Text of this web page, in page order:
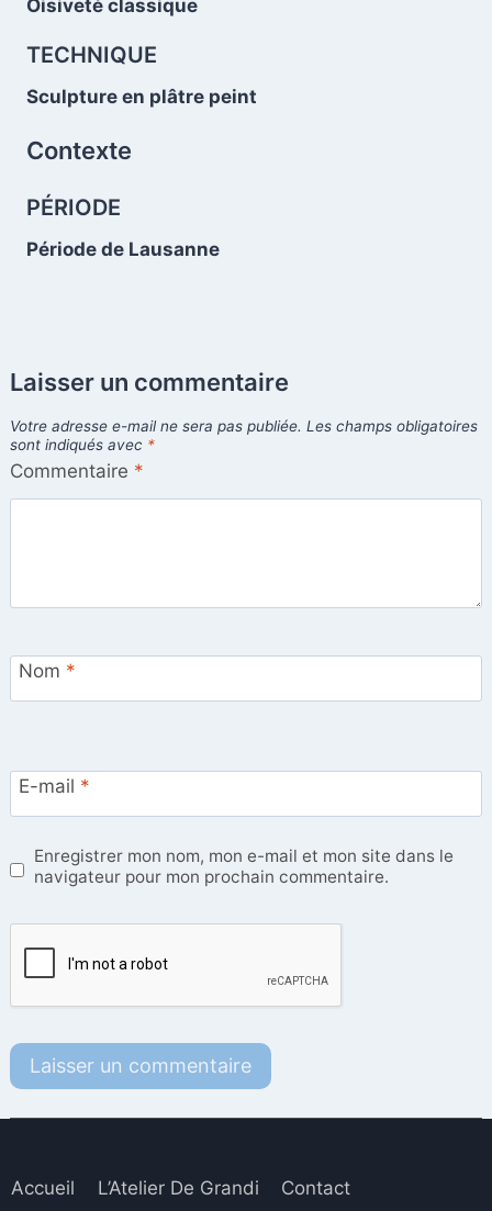
Oisiveté classique
TECHNIQUE
Sculpture en plâtre peint
Contexte
.
PÉRIODE
Période de Lausanne
Laisser un commentaire
Votre adresse e-mail ne sera pas publiée. Les champs obligatoires
sont indiqués avec *
Commentaire *
Nom *
E-mail *
Enregistrer mon nom, mon e-mail et mon site dans le
navigateur pour mon prochain commentaire.
Accueil L’Atelier De Grandi Contact